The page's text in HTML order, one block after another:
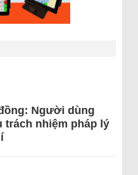
Người dùng
trách nhiệm pháp lý